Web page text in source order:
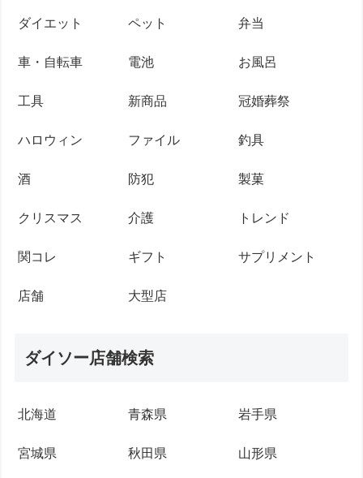
ダイエット ペット 弁当
車・自転車 電池 お風呂
工具 新商品 冠婚葬祭
ハロウィン ファイル 釣具
酒 防犯 製菓
クリスマス 介護 トレンド
関コレ ギフト サプリメント
店舗 大型店
ダイソー店舗検索
北海道 青森県 岩手県
宮城県 秋田県 山形県